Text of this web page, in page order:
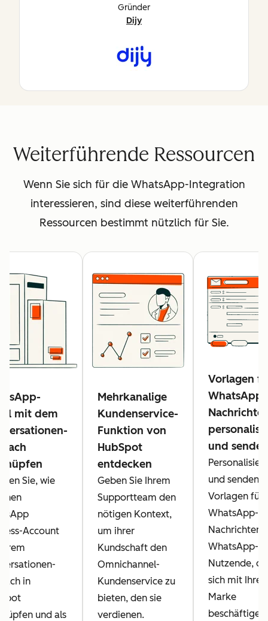
Gründer
Dijy
Weiterführende Ressourcen
Wenn Sie sich für die WhatsApp-Integration
interessieren, sind diese weiterführenden
Ressourcen bestimmt nützlich für Sie.
mit dem
Sie, wie
Account
in
und als
Mehrkanalige
Kundenservice-
Funktion von
HubSpot
entdecken
Geben Sie Ihrem
Supportteam den
nötigen Kontext,
um ihrer
Kundschaft den
Omnichannel-
Kundenservice zu
bieten, den sie
verdienen.
Vorlagen
WhatsApp-
und senden
und senden
Vorlagen für
WhatsApp-
Nachrichten
WhatsApp-
Nutzende,
sich mit Ihrer
Marke
beschäftigen.